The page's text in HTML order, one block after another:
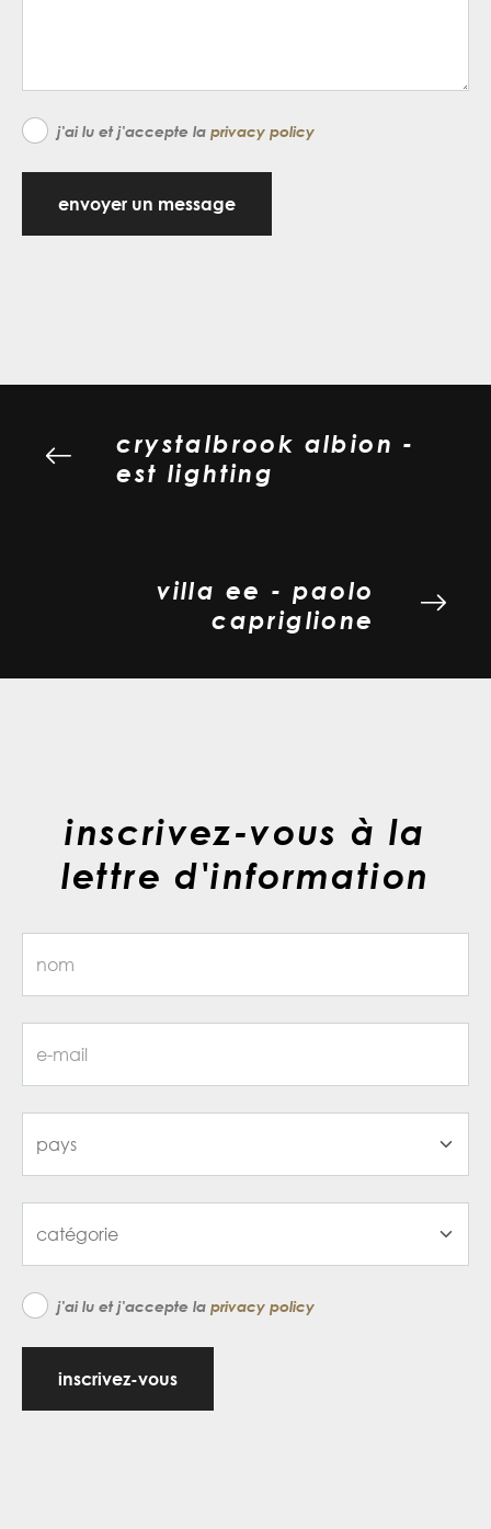
j'ai lu et j'accepte la privacy policy
envoyer un message
crystalbrook albion -
est lighting
villa ee - paolo
capriglione
inscrivez-vous à la
lettre d'information
j'ai lu et j'accepte la privacy policy
inscrivez-vous